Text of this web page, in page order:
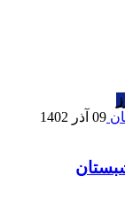
09 آذر 1402